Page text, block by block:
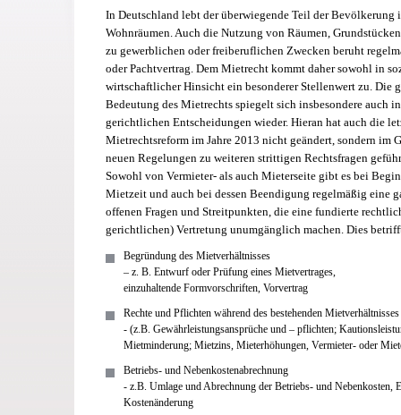
In Deutschland lebt der überwiegende Teil der Bevölkerung
Wohnräumen. Auch die Nutzung von Räumen,
zu gewerblichen oder freiberuflichen Zwecken beruht
oder Pachtvertrag. Dem Mietrecht kommt daher sowohl in
wirtschaftlicher Hinsicht ein besonderer Stellenwert zu. Die
Bedeutung des Mietrechts spiegelt sich insbesondere auch
gerichtlichen Entscheidungen wieder. Hieran hat auch die
Mietrechtsreform im Jahre 2013 nicht geändert, sondern im
neuen Regelungen zu weiteren strittigen Rechtsfragen
Sowohl von Vermieter- als auch Mieterseite gibt es bei
Mietzeit und auch bei dessen Beendigung regelmäßig eine
offenen Fragen und Streitpunkten, die eine fundierte
gerichtlichen) Vertretung unumgänglich machen. Dies
Begründung des Mietverhältnisses
– z. B. Entwurf oder Prüfung eines Mietvertrages,
einzuhaltende Formvorschriften, Vorvertrag
Rechte und Pflichten während des bestehenden Mietverhältnisses
- (z.B. Gewährleistungsansprüche und – pflichten;
Mietminderung; Mietzins, Mieterhöhungen, Vermieter- oder
Betriebs- und Nebenkostenabrechnung
- z.B. Umlage und Abrechnung der Betriebs- und Nebenkosten,
Kostenänderung